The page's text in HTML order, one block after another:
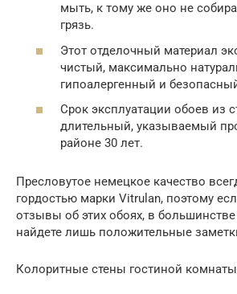
мыть, к тому же оно не
грязь.
Этот отделочный материал
чистый, максимально
гипоалергенный и
Срок эксплуатации обоев из
длительный, указываемый
районе 30 лет.
Пресловутое немецкое качество
гордостью марки Vitrulan, поэтому
отзывы об этих обоях, в
найдете лишь положительные
Колоритные стены гостиной комнаты